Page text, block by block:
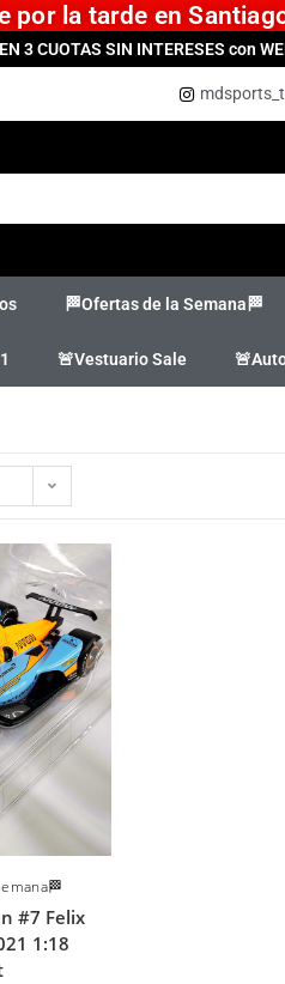
por la tarde en
3 CUOTAS SIN INTERESES con
🏁Ofertas de la Semana🏁
🚨Vestuario Sale
#7 Felix
1:18